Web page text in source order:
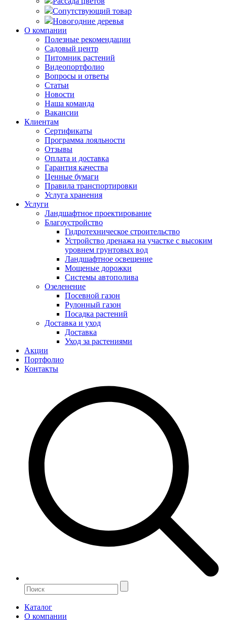
Сопутствующий товар
Новогодние деревья
О компании
Полезные рекомендации
Садовый центр
Питомник растений
Видеопортфолио
Вопросы и ответы
Статьи
Новости
Наша команда
Вакансии
Клиентам
Сертификаты
Программа лояльности
Отзывы
Оплата и доставка
Гарантия качества
Ценные бумаги
Правила транспортировки
Услуга хранения
Услуги
Ландшафтное проектирование
Благоустройство
Гидротехническое строительство
Устройство дренажа на участке с высоким
уровнем грунтовых вод
Ландшафтное освещение
Мощеные дорожки
Системы автополива
Озеленение
Посевной газон
Рулонный газон
Посадка растений
Доставка и уход
Доставка
Уход за растениями
Акции
Портфолио
Контакты
Каталог
О компании